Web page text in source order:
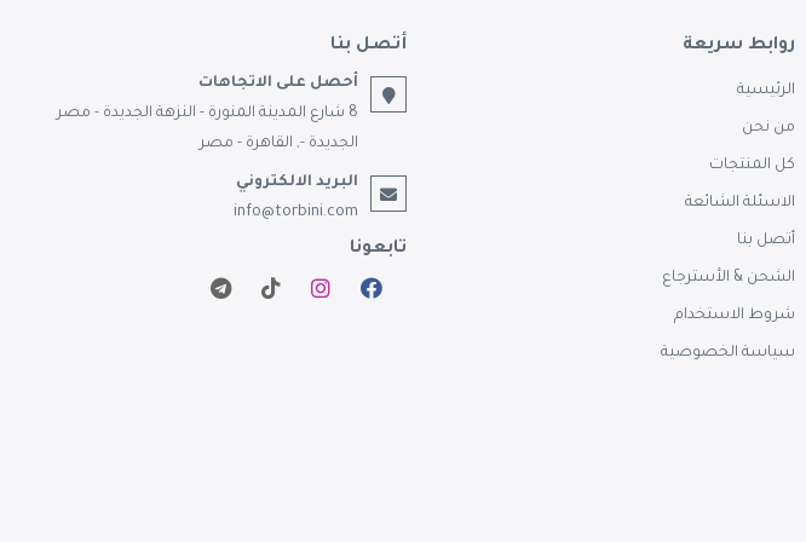
روابط سريعة
الرئيسية
من نحن
كل المنتجات
الاسئلة الشائعة
أتصل بنا
الشحن & الأسترجاع
شروط الاستخدام
سياسة الخصوصية
أتصل بنا
أحصل على الاتجاهات
8 شارع المدينة المنورة - النزهة الجديدة - مصر
الجديدة -, القاهرة - مصر
البريد الالكتروني
info@torbini.com
تابعونا